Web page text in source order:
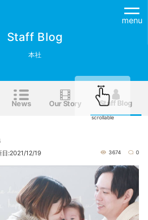
menu
Staff Blog
本社
News Our Story Staff Blog
scrollable
:2021/12/19 3674 0